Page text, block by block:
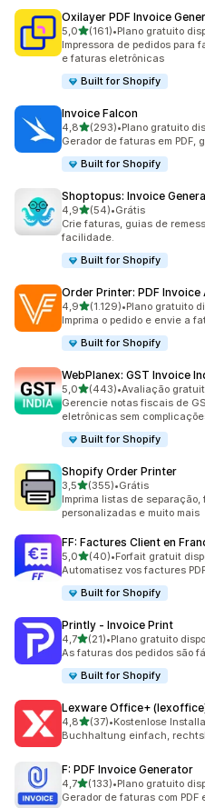
Oxilayer PDF Invoice
5,0de 5 estrelas
(161)
161 avaliações ao todo
•Plano gratuito
Impressora de pedidos para
e faturas eletrônicas
Built for Shopify
Invoice Falcon
4,8de 5 estrelas
(293)
293 avaliações ao todo
•Plano gratuito
Gerador de faturas em PDF,
Built for Shopify
Shoptopus: Invoice
4,9de 5 estrelas
(54)
54 avaliações ao todo
•Grátis
Crie faturas, guias de
facilidade.
Built for Shopify
Order Printer: PDF Invoice
4,9de 5 estrelas
(1.129)
1129 avaliações ao todo
•Plano gratuito
Imprima o pedido e envie a
Built for Shopify
WebPlanex: GST Invoice
5,0de 5 estrelas
(443)
443 avaliações ao todo
•Avaliação
Gerencie notas fiscais de
eletrônicas sem
Built for Shopify
Shopify Order Printer
3,5de 5 estrelas
(355)
355 avaliações ao todo
•Grátis
Imprima listas de
personalizadas e muito mais
FF: Factures Client en
5,0de 5 estrelas
(40)
40 avaliações ao todo
•Forfait gratuit
Automatisez vos factures
Built for Shopify
Printly ‑ Invoice Print
4,7de 5 estrelas
(21)
21 avaliações ao todo
•Plano gratuito
As faturas dos pedidos são
Built for Shopify
Lexware Office+
4,8de 5 estrelas
(37)
37 avaliações ao todo
•Kostenlose
Buchhaltung einfach,
F: PDF Invoice Generator
4,7de 5 estrelas
(133)
133 avaliações ao todo
•Plano gratuito
Gerador de faturas com